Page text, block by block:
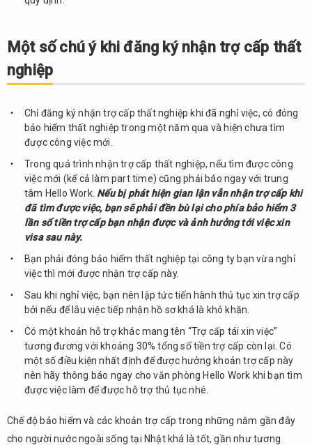
Một số chú ý khi đăng ký nhận trợ cấp thất
nghiệp
Chỉ đăng ký nhận trợ cấp thất nghiệp khi đã nghỉ việc, có đóng
bảo hiểm thất nghiệp trong một năm qua và hiện chưa tìm
được công việc mới.
Trong quá trình nhận trợ cấp thất nghiệp, nếu tìm được công
việc mới (kể cả làm part time) cũng phải báo ngay với trung
tâm Hello Work. Nếu bị phát hiện gian lận vẫn nhận trợ cấp khi
đã tìm được việc, bạn sẽ phải đền bù lại cho phía bảo hiểm 3
lần số tiền trợ cấp bạn nhận được và ảnh hưởng tới việc xin
visa sau này.
Bạn phải đóng bảo hiểm thất nghiệp tại công ty bạn vừa nghỉ
việc thì mới được nhận trợ cấp này.
Sau khi nghỉ việc, bạn nên lập tức tiến hành thủ tục xin trợ cấp
bởi nếu để lâu việc tiếp nhận hồ sơ khá là khó khăn.
Có một khoản hỗ trợ khác mang tên “Trợ cấp tái xin việc”
tương đương với khoảng 30% tổng số tiền trợ cấp còn lại. Có
một số điều kiện nhất định để được hưởng khoản trợ cấp này
nên hãy thông báo ngay cho văn phòng Hello Work khi bạn tìm
được việc làm để được hỗ trợ thủ tục nhé.
Chế độ bảo hiểm và các khoản trợ cấp trong những năm gần đây
cho người nước ngoài sống tại Nhật khá là tốt, gần như tương